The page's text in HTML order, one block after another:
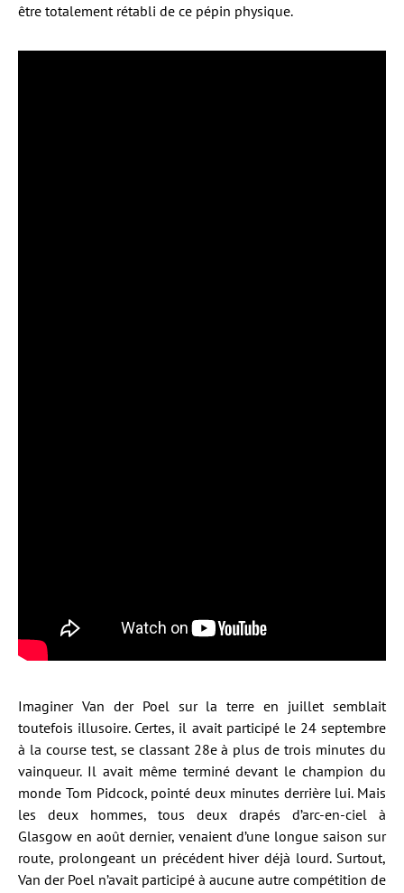
être totalement rétabli de ce pépin physique.
Imaginer Van der Poel sur la terre en juillet semblait
toutefois illusoire. Certes, il avait participé le 24 septembre
à la course test, se classant 28e à plus de trois minutes du
vainqueur. Il avait même terminé devant le champion du
monde Tom Pidcock, pointé deux minutes derrière lui. Mais
les deux hommes, tous deux drapés d’arc-en-ciel à
Glasgow en août dernier, venaient d’une longue saison sur
route, prolongeant un précédent hiver déjà lourd. Surtout,
Van der Poel n’avait participé à aucune autre compétition de